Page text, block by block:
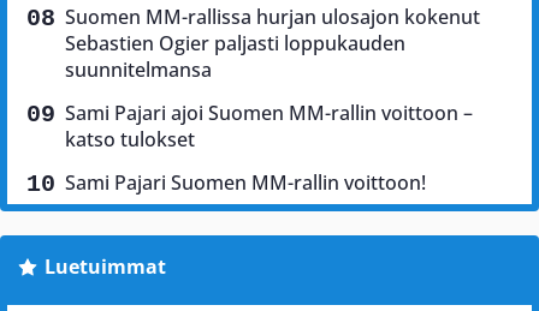
Suomen MM-rallissa hurjan ulosajon kokenut
Sebastien Ogier paljasti loppukauden
suunnitelmansa
Sami Pajari ajoi Suomen MM-rallin voittoon –
katso tulokset
Sami Pajari Suomen MM-rallin voittoon!
Luetuimmat